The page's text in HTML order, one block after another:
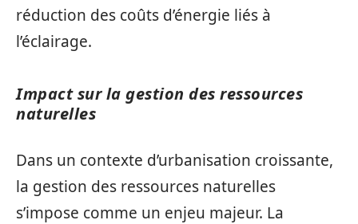
réduction des coûts d’énergie liés à
l’éclairage.
Impact sur la gestion des ressources
naturelles
Dans un contexte d’urbanisation croissante,
la gestion des ressources naturelles
s’impose comme un enjeu majeur. La